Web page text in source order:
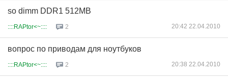
so dimm DDR1 512MB
::::RAPtor<~:::: 2 20:42 22.04.2010
вопрос по приводам для ноутбуков
::::RAPtor<~:::: 2 20:38 22.04.2010